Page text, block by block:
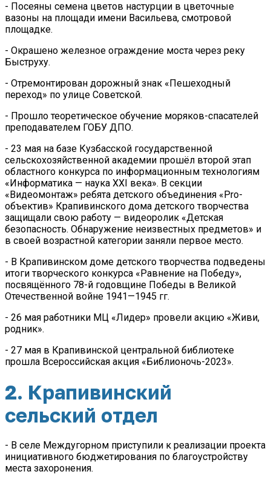
- Посеяны семена цветов настурции в цветочные
вазоны на площади имени Васильева, смотровой
площадке.
- Окрашено железное ограждение моста через реку
Быструху.
- Отремонтирован дорожный знак «Пешеходный
переход» по улице Советской.
- Прошло теоретическое обучение моряков-спасателей
преподавателем ГОБУ ДПО.
- 23 мая на базе Кузбасской государственной
сельскохозяйственной академии прошёл второй этап
областного конкурса по информационным технологиям
«Информатика — наука XXI века». В секции
«Видеомонтаж» ребята детского объединения «Pro-
объектив» Крапивинского дома детского творчества
защищали свою работу — видеоролик «Детская
безопасность. Обнаружение неизвестных предметов» и
в своей возрастной категории заняли первое место.
- В Крапивинском доме детского творчества подведены
итоги творческого конкурса «Равнение на Победу»,
посвящённого 78-й годовщине Победы в Великой
Отечественной войне 1941—1945 гг.
- 26 мая работники МЦ «Лидер» провели акцию «Живи,
родник».
- 27 мая в Крапивинской центральной библиотеке
прошла Всероссийская акция «Библионочь-2023».
2. Крапивинский
сельский отдел
- В селе Междугорном приступили к реализации проекта
инициативного бюджетирования по благоустройству
места захоронения.